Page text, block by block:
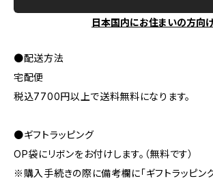
日本国内にお住まいの方向
●配送方法
宅配便
税込7700円以上で送料無料になります。
●ギフトラッピング
OP袋にリボンをお付けします。（無料です）
※購入手続きの際に備考欄に「ギフトラッピン